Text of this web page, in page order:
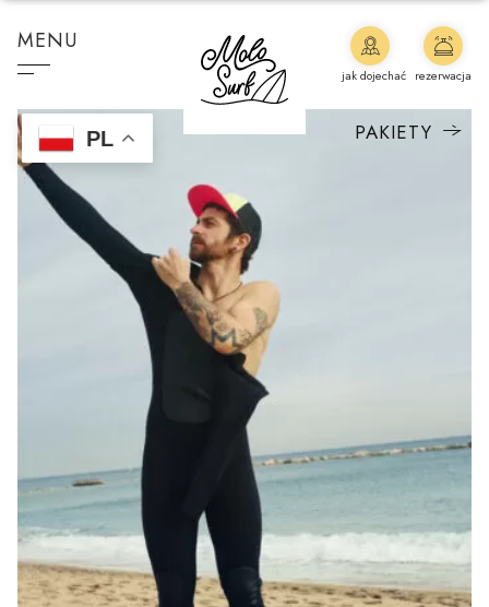
MENU
PL PAKIETY
jak dojechać rezerwacja